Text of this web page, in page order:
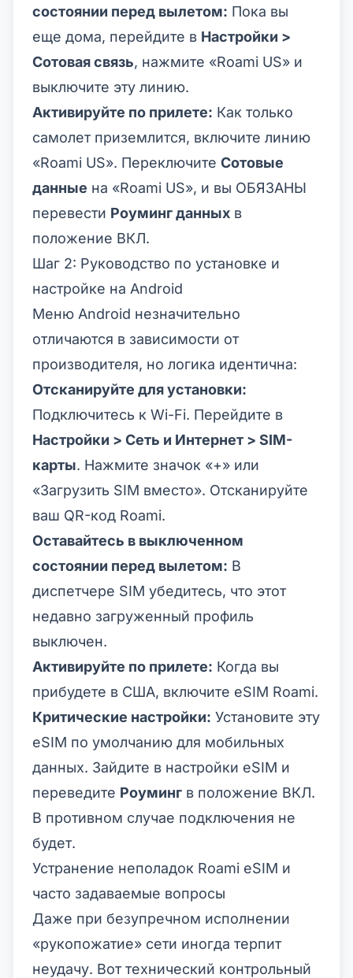
состоянии перед вылетом: Пока вы
еще дома, перейдите в Настройки >
Сотовая связь, нажмите «Roami US» и
выключите эту линию.
Активируйте по прилете: Как только
самолет приземлится, включите линию
«Roami US». Переключите Сотовые
данные на «Roami US», и вы ОБЯЗАНЫ
перевести Роуминг данных в
положение ВКЛ.
Шаг 2: Руководство по установке и
настройке на Android
Меню Android незначительно
отличаются в зависимости от
производителя, но логика идентична:
Отсканируйте для установки:
Подключитесь к Wi-Fi. Перейдите в
Настройки > Сеть и Интернет > SIM-
карты. Нажмите значок «+» или
«Загрузить SIM вместо». Отсканируйте
ваш QR-код Roami.
Оставайтесь в выключенном
состоянии перед вылетом: В
диспетчере SIM убедитесь, что этот
недавно загруженный профиль
выключен.
Активируйте по прилете: Когда вы
прибудете в США, включите eSIM Roami.
Критические настройки: Установите эту
eSIM по умолчанию для мобильных
данных. Зайдите в настройки eSIM и
переведите Роуминг в положение ВКЛ.
В противном случае подключения не
будет.
Устранение неполадок Roami eSIM и
часто задаваемые вопросы
Даже при безупречном исполнении
«рукопожатие» сети иногда терпит
неудачу. Вот технический контрольный
Ограниченное по
предложение
Промокод
web20
20% скидка для новых
941